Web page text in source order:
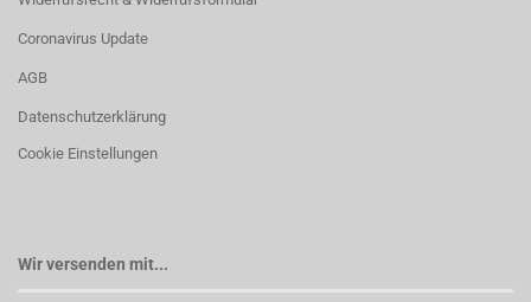
Coronavirus Update
AGB
Datenschutzerklärung
Cookie Einstellungen
Wir versenden mit...